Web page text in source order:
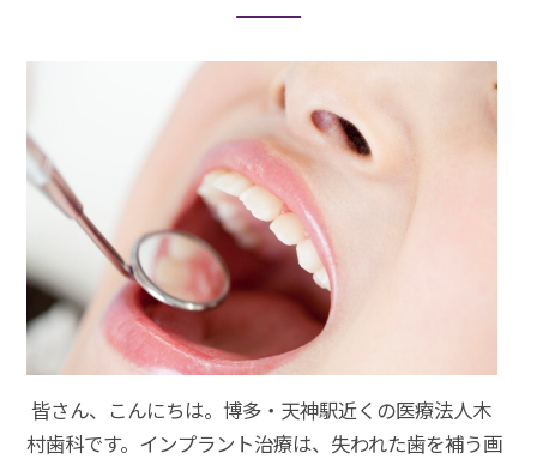
皆さん、こんにちは。博多・天神駅近くの医療法人木
村歯科です。インプラント治療は、失われた歯を補う画